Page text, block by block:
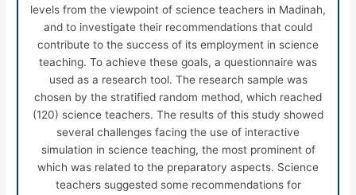
levels from the viewpoint of science teachers in Madinah,
and to investigate their recommendations that could
contribute to the success of its employment in science
teaching. To achieve these goals, a questionnaire was
used as a research tool. The research sample was
chosen by the stratified random method, which reached
(120) science teachers. The results of this study showed
several challenges facing the use of interactive
simulation in science teaching, the most prominent of
which was related to the preparatory aspects. Science
teachers suggested some recommendations for